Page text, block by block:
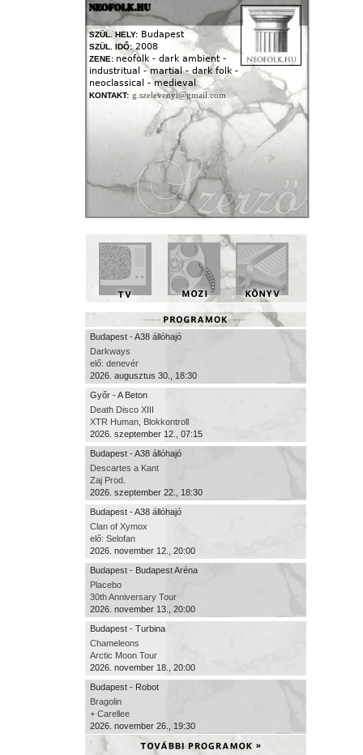
NEOFOLK.HU
SZÜL. HELY: Budapest
SZÜL. IDŐ: 2008
ZENE: neofolk - dark ambient -
industritual - martial - dark folk -
neoclassical - medieval
KONTAKT: g.szelevenyi@gmail.com
Budapest - A38 állóhajó
Darkways
elő: denevér
2026. augusztus 30., 18:30
Győr - A Beton
Death Disco XIII
XTR Human, Blokkontroll
2026. szeptember 12., 07:15
Budapest - A38 állóhajó
Descartes a Kant
Zaj Prod.
2026. szeptember 22., 18:30
Budapest - A38 állóhajó
Clan of Xymox
elő: Selofan
2026. november 12., 20:00
Budapest - Budapest Aréna
Placebo
30th Anniversary Tour
2026. november 13., 20:00
Budapest - Turbina
Chameleons
Arctic Moon Tour
2026. november 18., 20:00
Budapest - Robot
Bragolin
+ Carellee
2026. november 26., 19:30